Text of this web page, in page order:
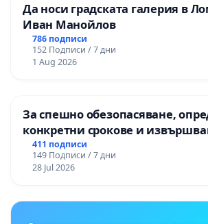
Да носи градската галерия в
Иван Манойлов
786 подписи
152 Подписи / 7 дни
1 Aug 2026
За спешно обезопасяване,
конкретни срокове и
цялостна рехабилитация на
републиканския път между
„Тракия“ - гр. Ихтиман - с.
411 подписи
149 Подписи / 7 дни
28 Jul 2026